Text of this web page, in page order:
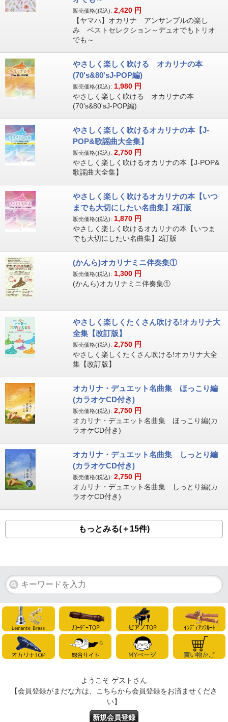
販売価格(税込): 2,420 円
【ヤマハ】オカリナ アンサンブルの楽し
み ベストセレクション～デュオでもトリオ
でも～
やさしく楽しく吹ける オカリナの本
(70's&80'sJ-POP編)
販売価格(税込): 1,980 円
やさしく楽しく吹ける オカリナの本
(70's&80'sJ-POP編)
やさしく楽しく吹けるオカリナの本【J-
POP&歌謡曲大全集】
販売価格(税込): 2,750 円
やさしく楽しく吹けるオカリナの本【J-POP&
歌謡曲大全集】
やさしく楽しく吹けるオカリナの本【いつ
までも大切にしたい名曲集】2訂版
販売価格(税込): 1,870 円
やさしく楽しく吹けるオカリナの本【いつま
でも大切にしたい名曲集】2訂版
(かんら)オカリナミニ伴奏集①
販売価格(税込): 1,300 円
(かんら)オカリナミニ伴奏集①
やさしく楽しくたくさん吹ける!オカリナ大
全集【改訂版】
販売価格(税込): 2,750 円
やさしく楽しくたくさん吹ける!オカリナ大全
集【改訂版】
オカリナ・デュエット名曲集 ほっこり編
(カラオケCD付き)
販売価格(税込): 2,750 円
オカリナ・デュエット名曲集 ほっこり編(カ
ラオケCD付き)
オカリナ・デュエット名曲集 しっとり編
(カラオケCD付き)
販売価格(税込): 2,750 円
オカリナ・デュエット名曲集 しっとり編(カ
ラオケCD付き)
もっとみる(＋15件)
ようこそ ゲストさん
【会員登録がまだな方は、こちらから会員登録をお済ませくださ
い】
新規会員登録